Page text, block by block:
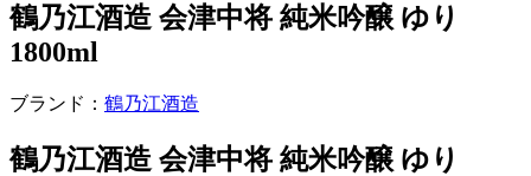
鶴乃江酒造 会津中将 純米吟醸 ゆり
1800ml
ブランド： 鶴乃江酒造
鶴乃江酒造 会津中将 純米吟醸 ゆり